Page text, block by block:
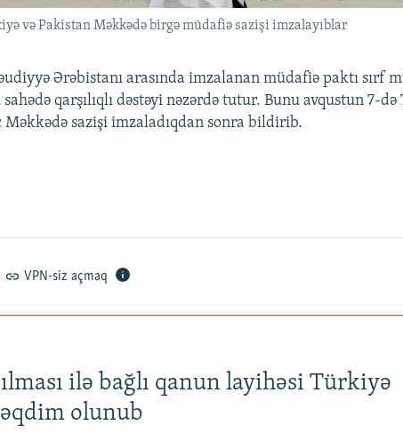
və Pakistan Məkkədə birgə müdafiə sazişi imzalayıblar
Ərəbistanı arasında imzalanan müdafiə paktı sırf
qarşılıqlı dəstəyi nəzərdə tutur. Bunu avqustun 7-
sazişi imzaladıqdan sonra bildirib.
VPN-siz açmaq
ilə bağlı qanun layihəsi Türkiyə
olunub